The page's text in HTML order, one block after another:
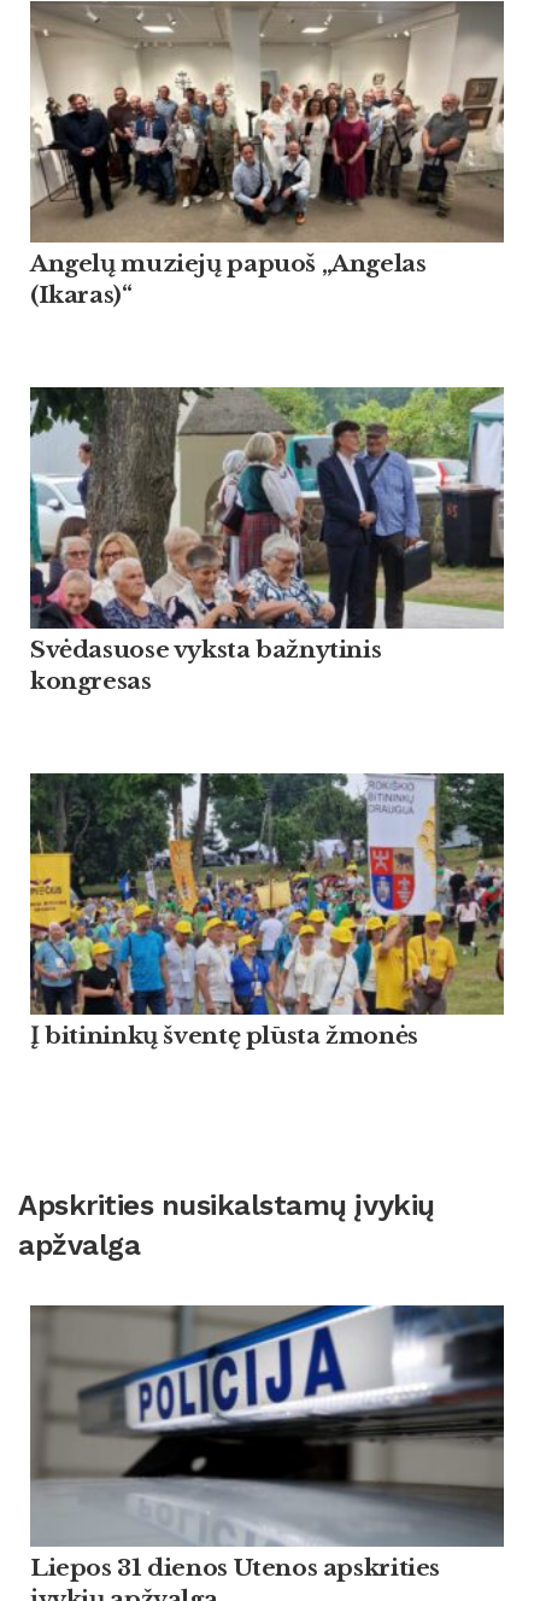
Angelų muziejų papuoš „Angelas
(Ikaras)“
Svėdasuose vyksta bažnytinis
kongresas
Į bitininkų šventę plūsta žmonės
Apskrities nusikalstamų įvykių
apžvalga
Liepos 31 dienos Utenos apskrities